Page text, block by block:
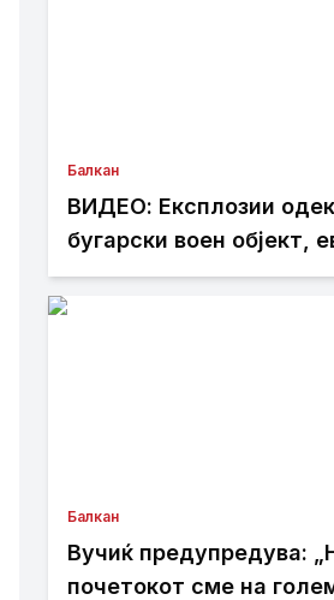
Балкан
ВИДЕО: Експлозии
бугарски воен објект,
300 работници
Балкан
Вучиќ предупредува:
почетокот сме на